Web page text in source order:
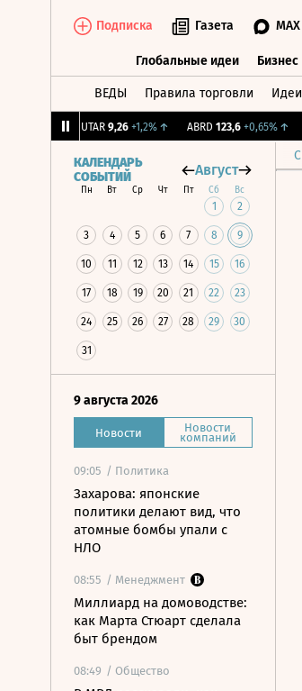
Подписка Газета MAX
Глобальные идеи Бизнес
ВЕДЫ Правила торговли
UTAR 9,26 +1,2%↑ ABRD 123,6 +0,65%↑
КАЛЕНДАРЬ
СОБЫТИЙ
Август
Пн Вт Ср Чт Пт Сб Вс
1 2
3 4 5 6 7 8 9
10 11 12 13 14 15 16
17 18 19 20 21 22 23
24 25 26 27 28 29 30
31
9 августа 2026
Новости Новости
компаний
09:05 / Политика
Захарова: японские
политики делают вид, что
атомные бомбы упали с
НЛО
08:55 / Менеджмент
Миллиард на домоводстве:
как Марта Стюарт сделала
быт брендом
08:49 / Общество